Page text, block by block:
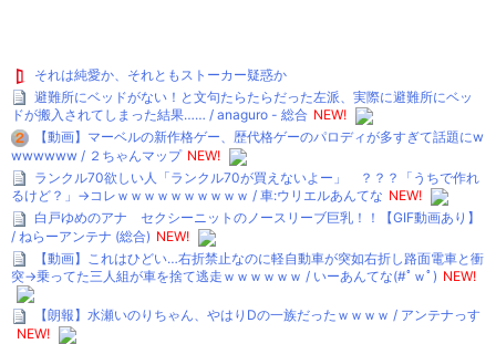
それは純愛か、それともストーカー疑惑か
避難所にベッドがない！と文句たらたらだった左派、実際に避難所にベッ
ドが搬入されてしまった結果…… / anaguro - 総合 NEW!
【動画】マーベルの新作格ゲー、歴代格ゲーのパロディが多すぎて話題にw
wwwwww / ２ちゃんマップ NEW!
ランクル70欲しい人「ランクル70が買えないよー」 ？？？「うちで作れ
るけど？」→コレｗｗｗｗｗｗｗｗｗｗ / 車:ウリエルあんてな NEW!
白戸ゆめのアナ セクシーニットのノースリーブ巨乳！！【GIF動画あり】
/ ねらーアンテナ (総合) NEW!
【動画】これはひどい…右折禁止なのに軽自動車が突如右折し路面電車と衝
突→乗ってた三人組が車を捨て逃走ｗｗｗｗｗｗ / いーあんてな(#ﾟｗﾟ) NEW!
【朗報】水瀬いのりちゃん、やはりDの一族だったｗｗｗｗ / アンテナっす
NEW!